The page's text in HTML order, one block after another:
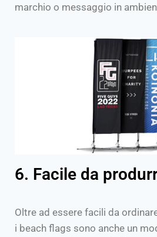
marchio o messaggio in
6. Facile da
Oltre ad essere facili da
i beach flags sono anche un